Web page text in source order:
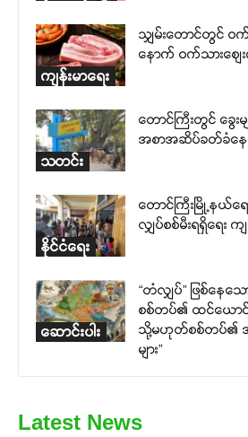
ကျန်းမာရေး
သျှမ်းတောင်တွင် ဝက်
နောက် ဝက်သားစျေ
သတင်း
တောင်ကြီးတွင် ခွေး
အစာအဆိပ်ခတ်ခံနေ
နိုင်ငံရေး
တောင်ကြီးမြို့နယ်ရ
လျှပ်စစ်မီးရရှိရေး
ဆောင်းပါး
“တံလျှပ်” ဖြစ်နေသ
စစ်တပ်၏ ထင်ယော
သို့မဟုတ်စစ်တပ်၏ အ
များ”
Latest News